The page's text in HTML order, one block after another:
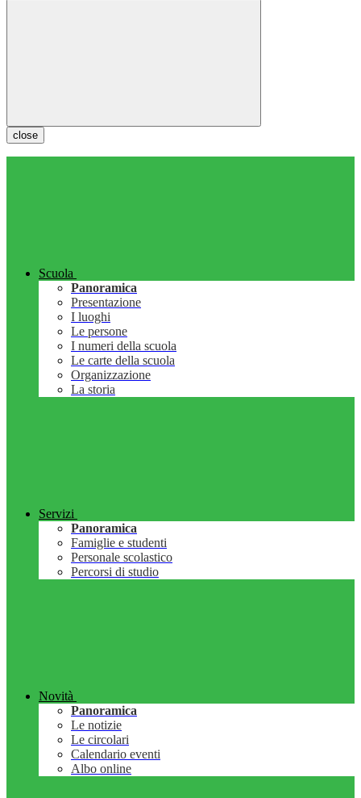
close
Scuola
Panoramica
Presentazione
I luoghi
Le persone
I numeri della scuola
Le carte della scuola
Organizzazione
La storia
Servizi
Panoramica
Famiglie e studenti
Personale scolastico
Percorsi di studio
Novità
Panoramica
Le notizie
Le circolari
Calendario eventi
Albo online